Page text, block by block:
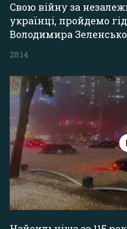
Свою війну за
українці, пройдемо
Володимира
28:14